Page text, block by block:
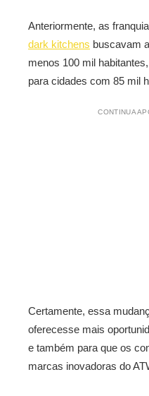
Anteriormente, as
dark kitchens buscavam
menos 100 mil
para cidades com 85 mil
CONTINUA
Certamente, essa
oferecesse mais
e também para que os
marcas inovadoras do